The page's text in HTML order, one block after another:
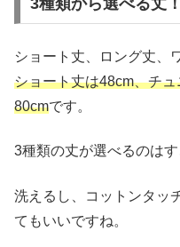
3種類から選べる丈！
ショート丈、ロング丈、
ショート丈は48cm、チ
80cmです。
3種類の丈が選べるのはす
洗えるし、コットンタッ
てもいいですね。